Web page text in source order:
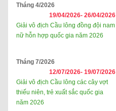
Tháng 4/2026
19/04/2026- 26/04/2026
Giải vô địch Cầu lông đồng đội nam
nữ hỗn hợp quốc gia năm 2026
Tháng 7/2026
12/07/2026- 19/07/2026
Giải vô địch Cầu lông các cây vợt
thiếu niên, trẻ xuất sắc quốc gia
năm 2026